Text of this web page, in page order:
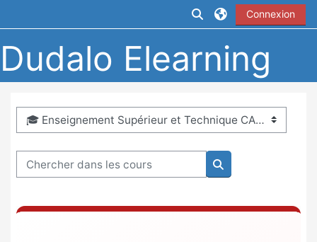
Activer/désactiver
Connexion
Dudalo Elearning
Catégories de cours
Chercher dans les cours
Chercher dans les